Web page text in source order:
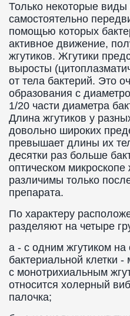
Только некоторые виды
самостоятельно
помощью которых
активное движение,
жгутиков. Жгутики
выросты
от тела бактерий. Это
образования с
1/20 части диаметра
Длина жгутиков у
довольно широких
превышает длины их
десятки раз больше
оптическом микроскопе
различимы только
препарата.
По характеру
разделяют на четыре
а - с одним жгутиком на
бактериальной клетки
с монотрихиальным
относится холерный
палочка;